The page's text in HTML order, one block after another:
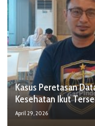
Kasus Peretasan
Kesehatan Ikut
April 29, 2026